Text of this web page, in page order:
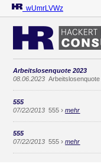
wUmrLVWz
Arbeitslosenquote 2023
08.06.2023 Arbeitslosenquote
555
07/22/2013 555 ›mehr
555
07/22/2013 555 ›mehr